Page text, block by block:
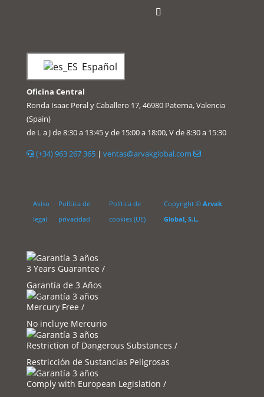
Español
Oficina Central
Ronda Isaac Peral y Caballero 17, 46980 Paterna, Valencia
(Spain)
de L a J de 8:30 a 13:45 y de 15:00 a 18:00, V de 8:30 a 15:30
(+34) 963 267 365| ventas@arvakglobal.com
Aviso
legal
Política de
privacidad
Política de
cookies (UE)
Copyright © Arvak
Global, S.L.
3 Years Guarantee /
Garantía de 3 Años
Mercury Free /
No incluye Mercurio
Restriction of Dangerous Substances /
Restricción de Sustancias Peligrosas
Comply with European Legislation /